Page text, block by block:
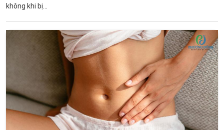
không khi bị...